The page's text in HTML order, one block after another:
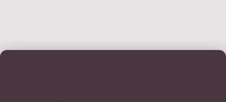
adresibetexper.xyzm elexbet